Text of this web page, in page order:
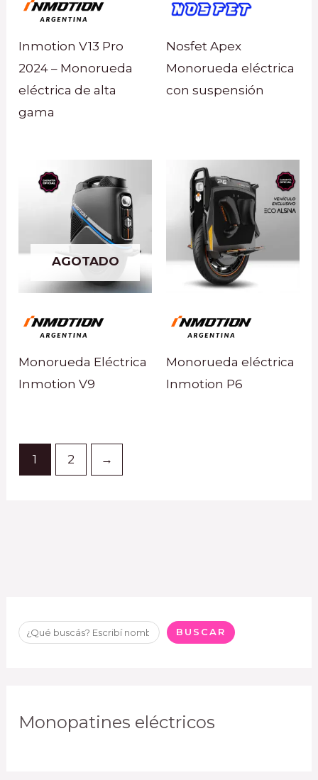
Inmotion V13 Pro
2024 – Monorueda
eléctrica de alta
gama
Nosfet Apex
Monorueda eléctrica
con suspensión
AGOTADO
Monorueda Eléctrica
Inmotion V9
Monorueda eléctrica
Inmotion P6
1 2 →
BUSCAR
Monopatines eléctricos